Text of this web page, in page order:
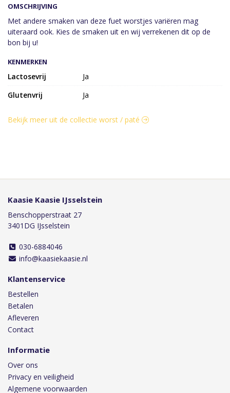
OMSCHRIJVING
Met andere smaken van deze fuet worstjes variëren mag
uiteraard ook. Kies de smaken uit en wij verrekenen dit op de
bon bij u!
KENMERKEN
Lactosevrij
Ja
Glutenvrij
Ja
Bekijk meer uit de collectie worst / paté
Kaasie Kaasie IJsselstein
Benschopperstraat 27
3401DG IJsselstein
030-6884046
info@kaasiekaasie.nl
Klantenservice
Bestellen
Betalen
Afleveren
Contact
Informatie
Over ons
Privacy en veiligheid
Algemene voorwaarden